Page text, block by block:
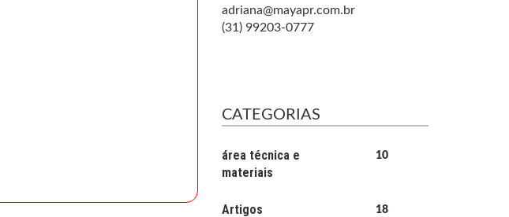
adriana@mayapr.com.br
(31) 99203-0777
CATEGORIAS
área técnica e
materiais
10
Artigos 18